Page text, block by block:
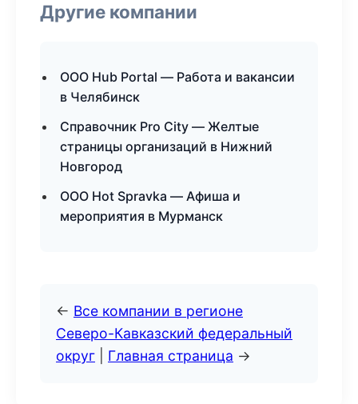
Другие компании
ООО Hub Portal — Работа и вакансии
в Челябинск
Справочник Pro City — Желтые
страницы организаций в Нижний
Новгород
ООО Hot Spravka — Афиша и
мероприятия в Мурманск
← Все компании в регионе
Северо-Кавказский федеральный
округ
Главная страница →